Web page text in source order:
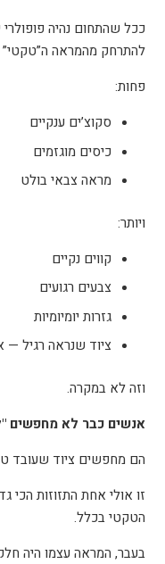
ככל שהתחום נהיה
להתרחק מהמראה
פחות:
סקוצ’ים ענקיים
כיסים מוגזמים
מראה צבאי בולט
ויותר:
קווים נקיים
צבעים רגועים
גזרות יומיומיות
ציוד שנראה רגיל —
וזה לא במקרה.
אנשים כבר לא מחפשים
הם מחפשים ציוד שעובד
זו אולי אחת התזוזות הכי
הטקטי בכלל.
בעבר, המראה עצמו היה חלק